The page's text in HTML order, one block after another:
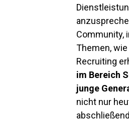
Community,
Themen,
Recruiting
im Bereich
junge
nicht nur